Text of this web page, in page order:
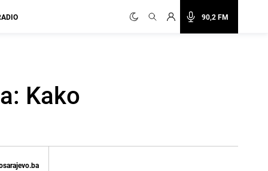
90,2 FM
Kako